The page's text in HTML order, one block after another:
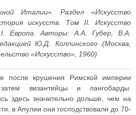
Италии». Раздел «Искусство
искусств. Том II. Искусство
Европа. Авторы: А.А. Губер, В.А.
Ю.Д. Колпинского (Москва,
«Искусство», 1960)
после крушения Римской империи
византийцы и лангобарды.
здесь значительно дольше, чем на
в Апулии они господствовали до 70-